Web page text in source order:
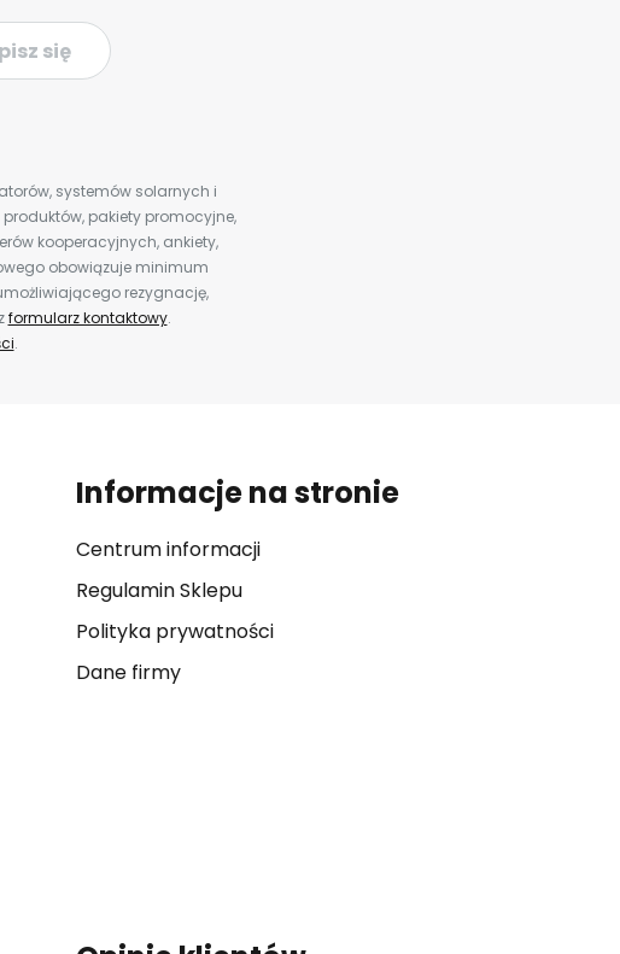
się
systemów solarnych i
pakiety promocyjne,
kooperacyjnych, ankiety,
obowiązuje minimum
rezygnację,
formularz kontaktowy.
.
Informacje na stronie
Centrum informacji
Regulamin Sklepu
Polityka prywatności
Dane firmy